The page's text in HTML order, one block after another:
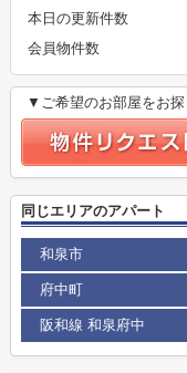
本日の更新件数
会員物件数
▼ご希望のお部屋をお探
同じエリアのアパート
和泉市
府中町
阪和線 和泉府中